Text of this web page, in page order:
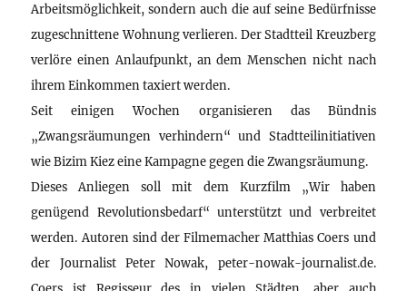
Arbeitsmöglichkeit, sondern auch die auf seine Bedürfnisse
zugeschnittene Wohnung verlieren. Der Stadtteil Kreuzberg
verlöre einen Anlaufpunkt, an dem Menschen nicht nach
ihrem Einkommen taxiert werden.
Seit einigen Wochen organisieren das Bündnis
„Zwangsräumungen verhindern“ und Stadtteilinitiativen
wie Bizim Kiez eine Kampagne gegen die Zwangsräumung.
Dieses Anliegen soll mit dem Kurzfilm „Wir haben
genügend Revolutionsbedarf“ unterstützt und verbreitet
werden. Autoren sind der Filmemacher Matthias Coers und
der Journalist Peter Nowak, peter-nowak-journalist.de.
Coers ist Regisseur des in vielen Städten, aber auch